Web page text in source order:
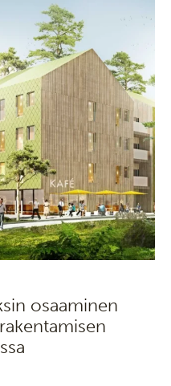
osaaminen